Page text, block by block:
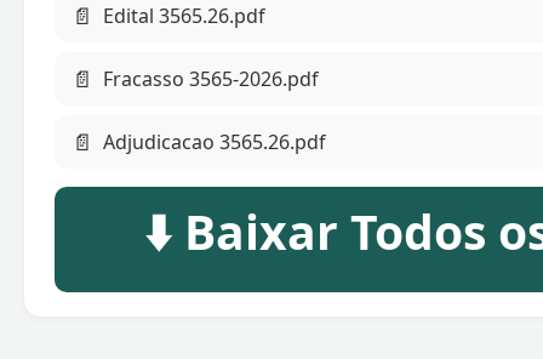
📄 Edital 3565.26.pdf
📄 Fracasso 3565-2026.pdf
📄 Adjudicacao 3565.26.pdf
⬇️ Baixar Todos